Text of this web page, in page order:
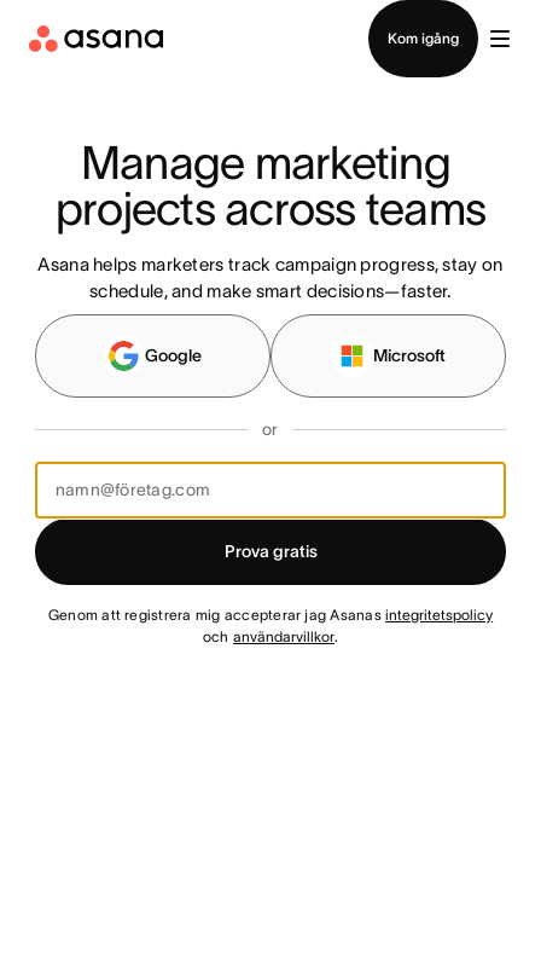
Kom igång
Manage marketing
projects across teams
Asana helps marketers track campaign progress, stay on
schedule, and make smart decisions—faster.
Google Microsoft
or
Prova gratis
Genom att registrera mig accepterar jag Asanasintegritetspolicy
och användarvillkor.